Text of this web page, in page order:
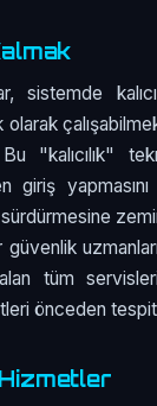
sistemde
olarak
"kalıcılık"
giriş
tüm
önceden